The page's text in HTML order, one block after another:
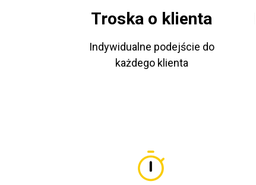
Troska o klienta
Indywidualne podejście do
każdego klienta